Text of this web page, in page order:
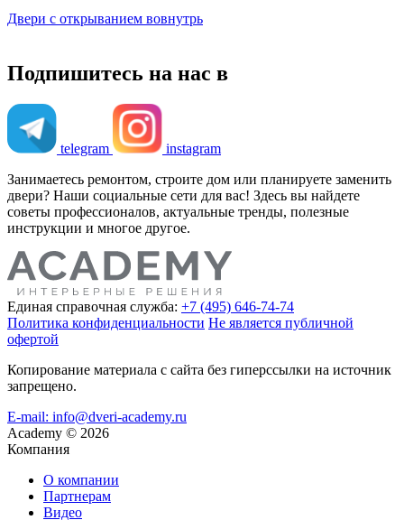
Двери с открыванием вовнутрь
Подпишитесь на нас в
telegram
instagram
Занимаетесь ремонтом, строите дом или планируете заменить
двери? Наши социальные сети для вас! Здесь вы найдете
советы профессионалов, актуальные тренды, полезные
инструкции и многое другое.
Единая справочная служба: +7 (495) 646-74-74
Политика конфиденциальности Не является публичной
офертой
Копирование материала с сайта без гиперссылки на источник
запрещено.
E-mail: info@dveri-academy.ru
Academy © 2026
Компания
О компании
Партнерам
Видео